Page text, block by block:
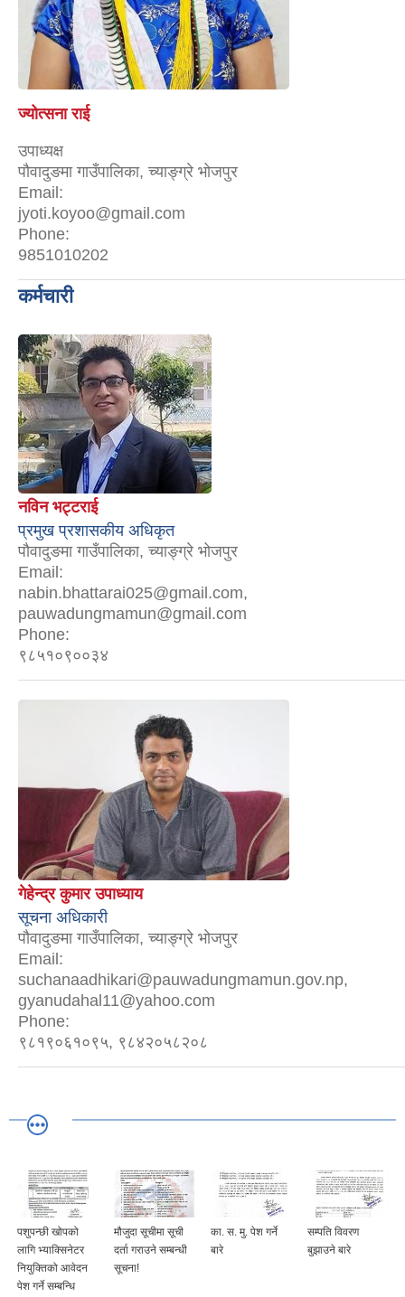
ज्योत्सना राई
उपाध्यक्ष
पौवादुङमा गाउँपालिका, च्याङ्ग्रे भोजपुर
Email:
jyoti.koyoo@gmail.com
Phone:
9851010202
कर्मचारी
नविन भट्टराई
प्रमुख प्रशासकीय अधिकृत
पौवादुङमा गाउँपालिका, च्याङ्ग्रे भोजपुर
Email:
nabin.bhattarai025@gmail.com,
pauwadungmamun@gmail.com
Phone:
९८५१०९००३४
गेहेन्द्र कुमार उपाध्याय
सूचना अधिकारी
पौवादुङमा गाउँपालिका, च्याङ्ग्रे भोजपुर
Email:
suchanaadhikari@pauwadungmamun.gov.np,
gyanudahal11@yahoo.com
Phone:
९८१९०६१०९५, ९८४२०५८२०८
पशुपन्छी खोपको
लागि भ्याक्सिनेटर
नियुक्तिको आवेदन
पेश गर्ने सम्बन्धि
मौजुदा सूचीमा सूची
दर्ता गराउने सम्बन्धी
सूचना!
का. स. मु. पेश गर्ने
बारे
सम्पति विवरण
बुझाउने बारे